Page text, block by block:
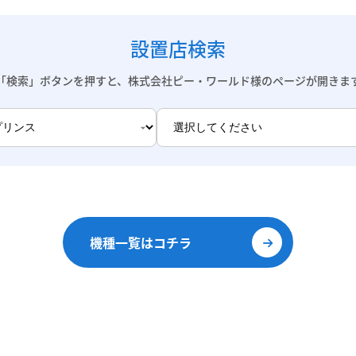
設置店検索
索」ボタンを押すと、株式会社ピー・ワールド様のページが開きま
機種一覧はコチラ